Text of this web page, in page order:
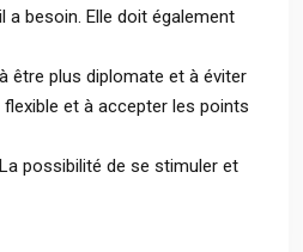
a besoin. Elle doit également
être plus diplomate et à éviter
et à accepter les points
possibilité de se stimuler et